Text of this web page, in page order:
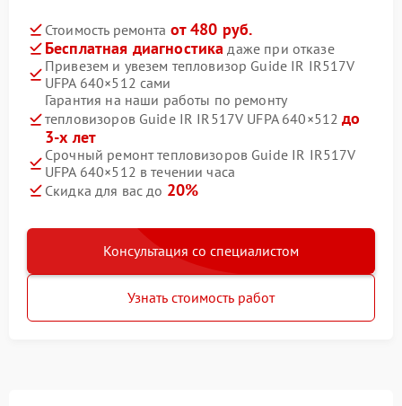
Стоимость ремонта от 480 руб.
Бесплатная диагностика даже при отказе
Привезем и увезем тепловизор Guide IR IR517V
UFPA 640×512 сами
Гарантия на наши работы по ремонту
тепловизоров Guide IR IR517V UFPA 640×512до
3-х лет
Срочный ремонт тепловизоров Guide IR IR517V
UFPA 640×512 в течении часа
Скидка для вас до 20%
Консультация со специалистом
Узнать стоимость работ